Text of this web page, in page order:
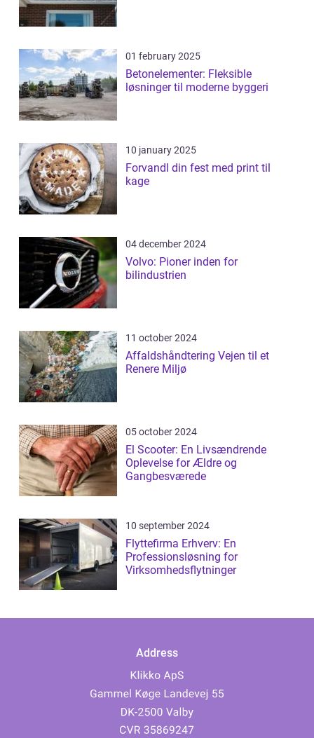
01 february 2025
Betonelementer: Fleksible
løsninger til moderne byggeri
10 january 2025
Forvandl din fest med print til
kage
04 december 2024
Volvo: Pioner inden for
bilindustrien
11 october 2024
Affaldshåndtering Vejen til et
Renere Miljø
05 october 2024
El Scooter: En Livsændrende
Oplevelse for Ældre og
Gangbesværede
10 september 2024
Flyttefirma Erhverv: En
Professionsløsning for
Virksomhedsflytninger
Address